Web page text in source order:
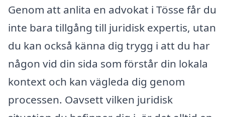
Genom att anlita en advokat i Tösse får du
inte bara tillgång till juridisk expertis, utan
du kan också känna dig trygg i att du har
någon vid din sida som förstår din lokala
kontext och kan vägleda dig genom
processen. Oavsett vilken juridisk